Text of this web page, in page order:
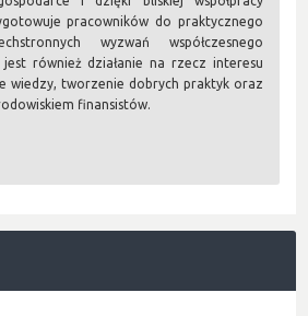
pracowników do praktycznego
wyzwań współczesnego
jest również działanie na rzecz interesu
wiedzy, tworzenie dobrych praktyk oraz
finansistów.